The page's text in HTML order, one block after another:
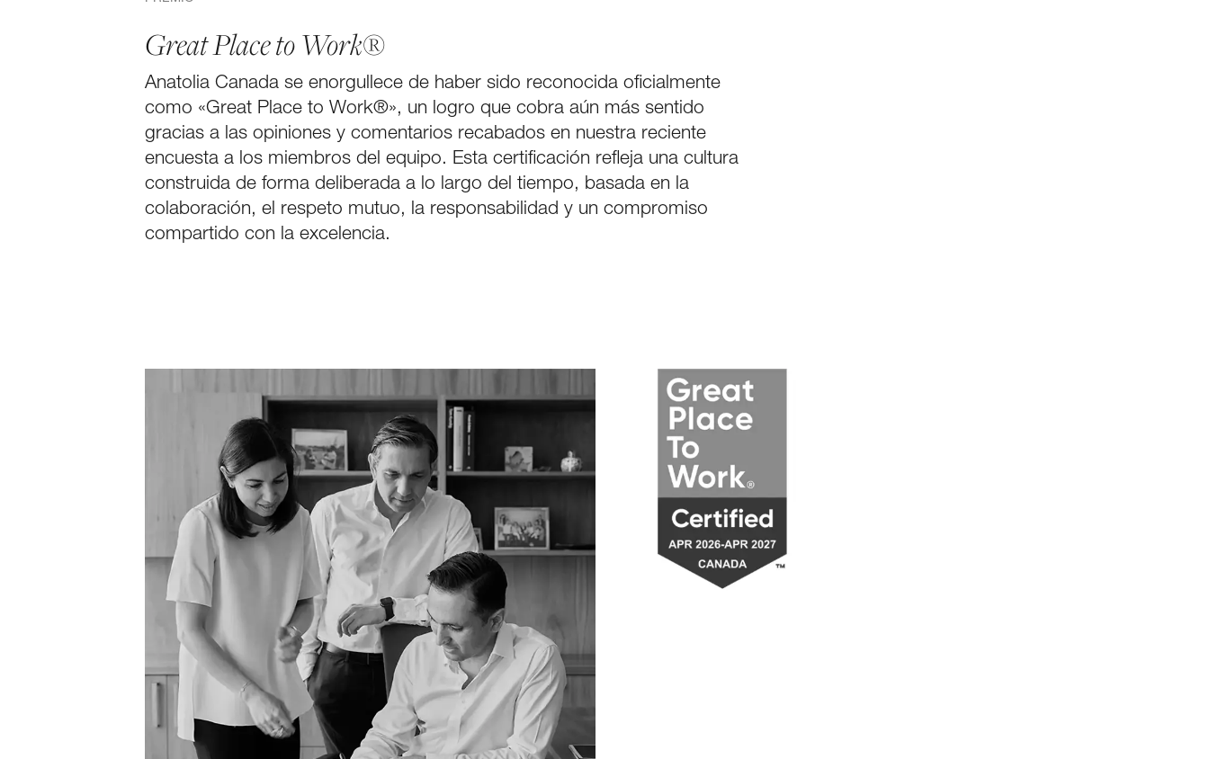
Great Place to Work®
Anatolia Canada se enorgullece de haber sido reconocida oficialmente
como «Great Place to Work®», un logro que cobra aún más sentido
gracias a las opiniones y comentarios recabados en nuestra reciente
encuesta a los miembros del equipo. Esta certificación refleja una cultura
construida de forma deliberada a lo largo del tiempo, basada en la
colaboración, el respeto mutuo, la responsabilidad y un compromiso
compartido con la excelencia.
FACEBOOK
PINTEREST
LINKEDIN